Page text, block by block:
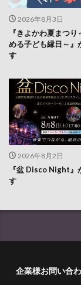
2026年8月3日
『きよかわ夏まつ
める子ども縁日～』
す
2026年8月2日
『盆 Disco Night』
す
企業様お問い合